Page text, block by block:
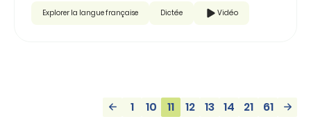
Explorer la langue française Dictée Vidéo
1 10 11 12 13 14 21 61